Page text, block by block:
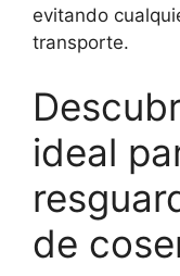
evitando
transporte.
ideal
de